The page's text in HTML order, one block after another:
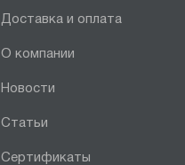
Доставка и оплата
О компании
Новости
Статьи
Сертификаты